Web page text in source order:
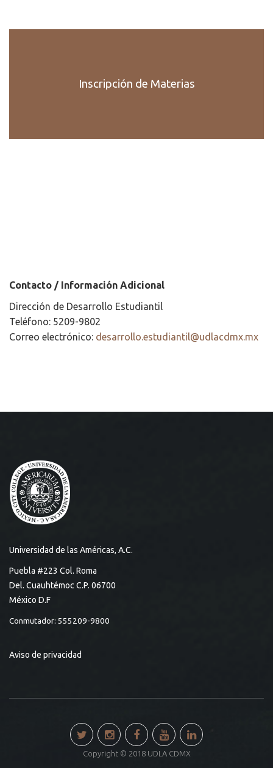
Inscripción de Materias
Contacto / Información Adicional
Dirección de Desarrollo Estudiantil
Teléfono: 5209-9802
Correo electrónico: desarrollo.estudiantil@udlacdmx.mx
Universidad de las Américas, A.C.
Puebla #223 Col. Roma
Del. Cuauhtémoc C.P. 06700
México D.F
Conmutador: 555209-9800
Aviso de privacidad
Copyright © 2018 UDLA CDMX